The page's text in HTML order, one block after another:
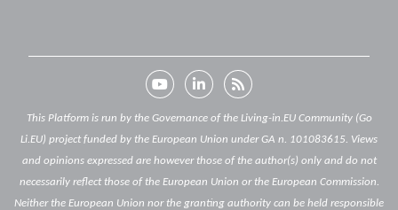
This Platform is run by the Governance of the Living-in.EU Community (Go
Li.EU) project funded by the European Union under GA n. 101083615. Views
and opinions expressed are however those of the author(s) only and do not
necessarily reflect those of the European Union or the European Commission.
Neither the European Union nor the granting authority can be held responsible